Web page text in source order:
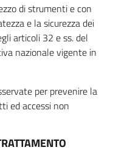
di strumenti e con
e la sicurezza dei
articoli 32 e ss. del
nazionale vigente in
per prevenire la
ed accessi non